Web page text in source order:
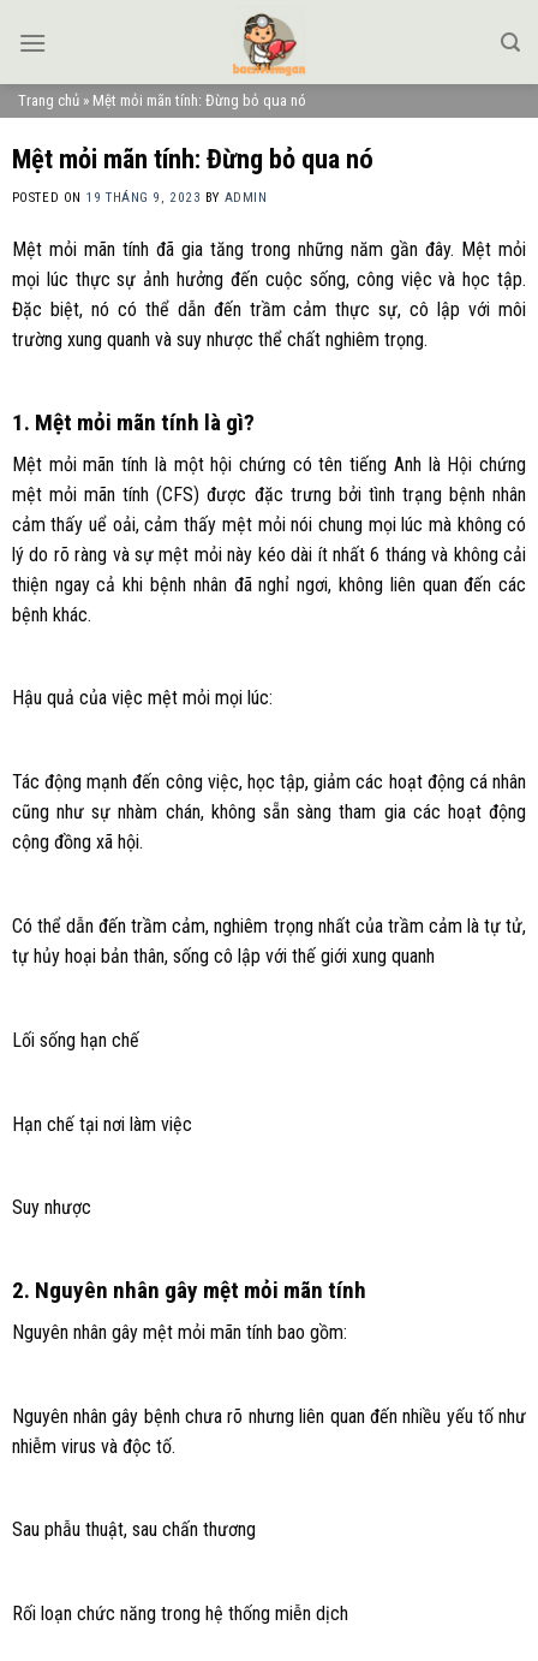
Trang chủ » Mệt mỏi mãn tính: Đừng bỏ qua nó
Mệt mỏi mãn tính: Đừng bỏ qua nó
POSTED ON 19 THÁNG 9, 2023 BY ADMIN
Mệt mỏi mãn tính đã gia tăng trong những năm gần đây. Mệt mỏi
mọi lúc thực sự ảnh hưởng đến cuộc sống, công việc và học tập.
Đặc biệt, nó có thể dẫn đến trầm cảm thực sự, cô lập với môi
trường xung quanh và suy nhược thể chất nghiêm trọng.
1. Mệt mỏi mãn tính là gì?
Mệt mỏi mãn tính là một hội chứng có tên tiếng Anh là Hội chứng
mệt mỏi mãn tính (CFS) được đặc trưng bởi tình trạng bệnh nhân
cảm thấy uể oải, cảm thấy mệt mỏi nói chung mọi lúc mà không có
lý do rõ ràng và sự mệt mỏi này kéo dài ít nhất 6 tháng và không cải
thiện ngay cả khi bệnh nhân đã nghỉ ngơi, không liên quan đến các
bệnh khác.
Hậu quả của việc mệt mỏi mọi lúc:
Tác động mạnh đến công việc, học tập, giảm các hoạt động cá nhân
cũng như sự nhàm chán, không sẵn sàng tham gia các hoạt động
cộng đồng xã hội.
Có thể dẫn đến trầm cảm, nghiêm trọng nhất của trầm cảm là tự tử,
tự hủy hoại bản thân, sống cô lập với thế giới xung quanh
Lối sống hạn chế
Hạn chế tại nơi làm việc
Suy nhược
2. Nguyên nhân gây mệt mỏi mãn tính
Nguyên nhân gây mệt mỏi mãn tính bao gồm:
Nguyên nhân gây bệnh chưa rõ nhưng liên quan đến nhiều yếu tố như
nhiễm virus và độc tố.
Sau phẫu thuật, sau chấn thương
Rối loạn chức năng trong hệ thống miễn dịch